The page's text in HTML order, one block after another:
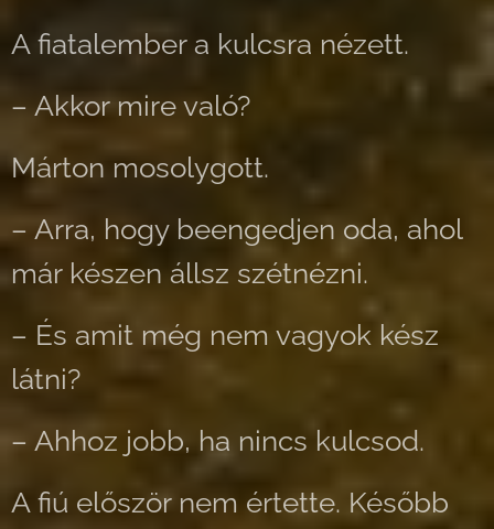
A fiatalember a kulcsra nézett.
– Akkor mire való?
Márton mosolygott.
– Arra, hogy beengedjen oda, ahol
már készen állsz szétnézni.
– És amit még nem vagyok kész
látni?
– Ahhoz jobb, ha nincs kulcsod.
A fiú először nem értette. Később